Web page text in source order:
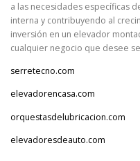
a las necesidades específicas
interna y contribuyendo al
inversión en un elevador
cualquier negocio que desee
serretecno.com
elevadorencasa.com
orquestasdelubricacion.com
elevadoresdeauto.com